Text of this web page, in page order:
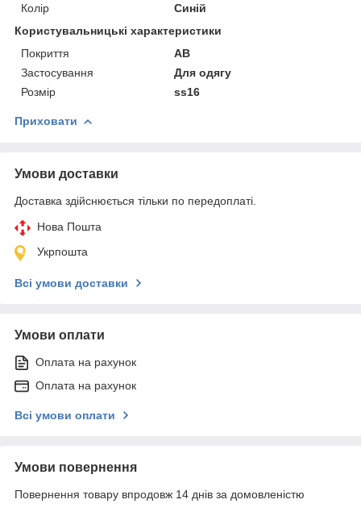
Колір
Синій
Користувальницькі характеристики
Покриття
AB
Застосування
Для одягу
Розмір
ss16
Приховати
Умови доставки
Доставка здійснюється тільки по передоплаті.
Нова Пошта
Укрпошта
Всі умови доставки
Умови оплати
Оплата на рахунок
Оплата на рахунок
Всі умови оплати
Умови повернення
Повернення товару впродовж 14 днів за домовленістю